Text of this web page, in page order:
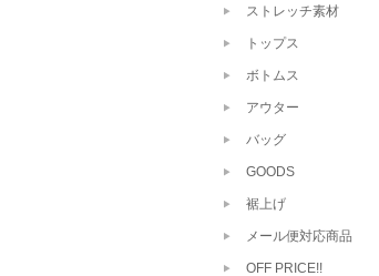
ストレッチ素材
トップス
ボトムス
アウター
バッグ
GOODS
裾上げ
メール便対応商品
OFF PRICE!!